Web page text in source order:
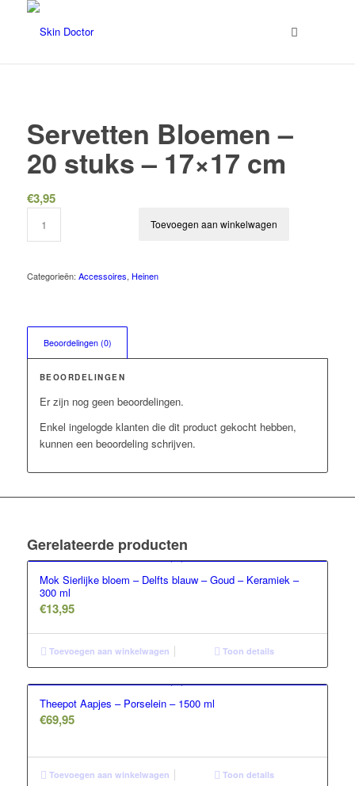
Servetten Bloemen –
20 stuks – 17×17 cm
€3,95
Toevoegen aan winkelwagen
Categorieën: Accessoires, Heinen
Beoordelingen (0)
BEOORDELINGEN
Er zijn nog geen beoordelingen.
Enkel ingelogde klanten die dit product gekocht hebben,
kunnen een beoordeling schrijven.
Gerelateerde producten
Mok Sierlijke bloem – Delfts blauw – Goud – Keramiek –
300 ml
€13,95
Toevoegen aan winkelwagen Toon details
Theepot Aapjes – Porselein – 1500 ml
€69,95
Toevoegen aan winkelwagen Toon details